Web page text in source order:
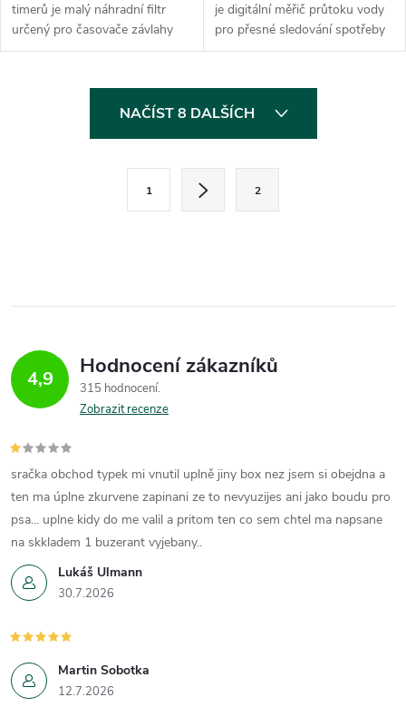
timerů je malý náhradní filtr
určený pro časovače závlahy
značky URBAN. Pomáhá
vodě a chránit časovač
je digitální měřič průtoku vody
pro přesné sledování spotřeby
při zavlažování. Zobrazuje
při posledním použití,...
í
p
r
v
k
y
v
ý
p
i
NAČÍST 8 DALŠÍCH
k
v
á
n
1 2
4,9 Hodnocení zákazníků
315 hodnocení
Zobrazit recenze
Lukáš Ulmann
30.7.2026
sračka obchod typek mi vnutil uplně jiny box nez jsem si obejdna a
ten ma úplne zkurvene zapinani ze to nevyuzijes ani jako boudu pro
psa... uplne kidy do me valil a pritom ten co sem chtel ma napsane
na skkladem 1 buzerant vyjebany..
Martin Sobotka
12.7.2026